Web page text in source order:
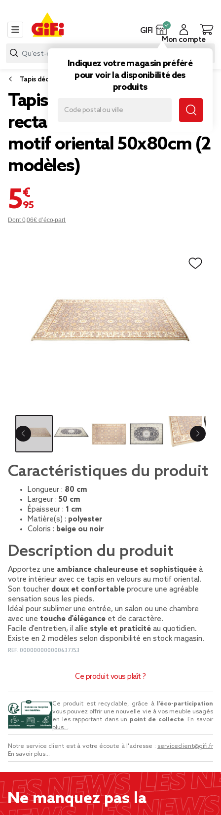
GIFI
Indiquez votre magasin préféré
pour voir la disponibilité des
produits
Mon compte
Tapis déco
Tapis d'intérieur
rectangulaire velours
motif oriental 50x80cm (2
modèles)
5,95 €
Dont 0,06€ d’éco-part
Caractéristiques du produit
Longueur : 80 cm
Largeur : 50 cm
Épaisseur : 1 cm
Matière(s) : polyester
Coloris : beige ou noir
Description du produit
Apportez une ambiance chaleureuse et sophistiquée à
votre intérieur avec ce tapis en velours au motif oriental.
Son toucher doux et confortable procure une agréable
sensation sous les pieds.
Idéal pour sublimer une entrée, un salon ou une chambre
avec une touche d'élégance et de caractère.
Facile d'entretien, il allie style et praticité au quotidien.
Existe en 2 modèles selon disponibilité en stock magasin.
REF. 000000000000637753
Ce produit vous plaît ?
Ce produit est recyclable, grâce à
l’éco-participation
vous pouvez offrir une nouvelle vie à vos meuble usagés
en les rapportant dans un point de collecte. En savoir
plus....
Notre service client est à votre écoute à l'adresse : serviceclient@gifi.fr
En savoir plus...
Ne manquez pas la